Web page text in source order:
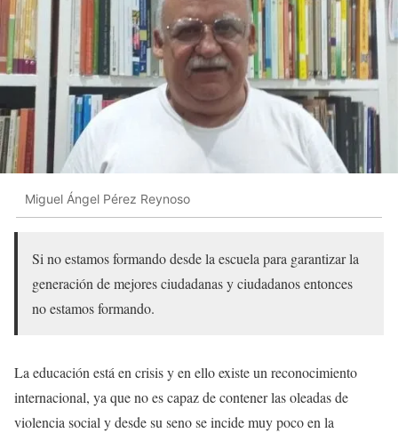
Miguel Ángel Pérez Reynoso
Si no estamos formando desde la escuela para garantizar la
generación de mejores ciudadanas y ciudadanos entonces
no estamos formando.
La educación está en crisis y en ello existe un reconocimiento
internacional, ya que no es capaz de contener las oleadas de
violencia social y desde su seno se incide muy poco en la